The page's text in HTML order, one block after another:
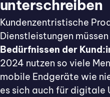
unterschreiben
Kundenzentristische
Dienstleistungen
Bedürfnissen der
2024 nutzen so viele
mobile Endgeräte wie
es sich auch für digitale